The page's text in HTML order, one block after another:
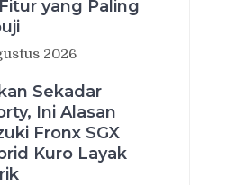
yang Paling
2026
Sekadar
Ini Alasan
Fronx SGX
Kuro Layak